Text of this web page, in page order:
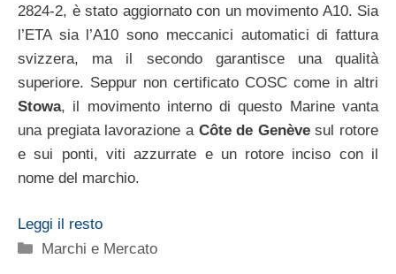
2824-2, è stato aggiornato con un movimento A10. Sia
l’ETA sia l’A10 sono meccanici automatici di fattura
svizzera, ma il secondo garantisce una qualità
superiore. Seppur non certificato COSC come in altri
Stowa, il movimento interno di questo Marine vanta
una pregiata lavorazione a Côte de Genèvesul rotore
e sui ponti, viti azzurrate e un rotore inciso con il
nome del marchio.
Leggi il resto
Categorie
Marchi e Mercato